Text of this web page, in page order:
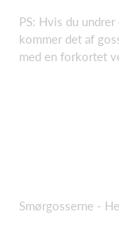
PS: Hvis du
kommer det af
med en forkortet
Smørgosserne -